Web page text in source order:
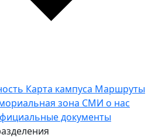
Карта кампуса Маршруты
зона СМИ о нас
документы